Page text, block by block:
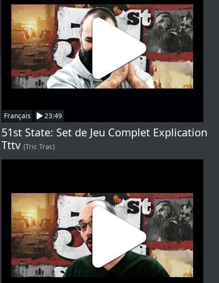
Français 23:49
51st State: Set de Jeu Complet Explication
Tttv (Tric Trac)